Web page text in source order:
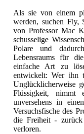
Als sie von einem
werden, suchen Fly,
von Professor Mac
schusselige
Polare und
Lebensraums für
einfache Art zu
entwickelt: Wer ihn
Unglücklicherweise
Flüssigkeit, nimmt
unversehens in
Versuchsfische des
die Freiheit -
verloren.